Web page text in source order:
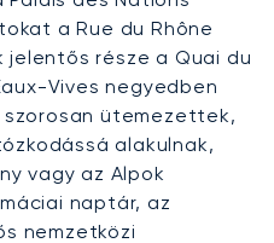
a Rue du Rhône
része a Quai du
Vives negyedben
ütemezettek,
alakulnak,
vagy az Alpok
naptár, az
nemzetközi